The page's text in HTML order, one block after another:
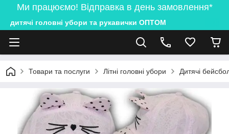
Ми працюємо! Відправка в день замовлення*
дитячі головні убори та рукавички ОПТОМ
Товари та послуги Літні головні убори Дитячі